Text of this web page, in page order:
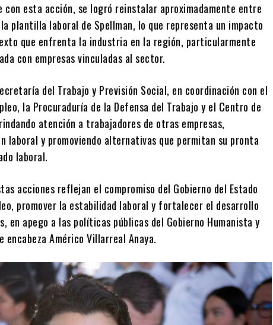
con esta acción, se logró reinstalar aproximadamente entre
plantilla laboral de Spellman, lo que representa un impacto
que enfrenta la industria en la región, particularmente
con empresas vinculadas al sector.
del Trabajo y Previsión Social, en coordinación con el
la Procuraduría de la Defensa del Trabajo y el Centro de
atención a trabajadores de otras empresas,
laboral y promoviendo alternativas que permitan su pronta
laboral.
acciones reflejan el compromiso del Gobierno del Estado
promover la estabilidad laboral y fortalecer el desarrollo
en apego a las políticas públicas del Gobierno Humanista y
encabeza Américo Villarreal Anaya.